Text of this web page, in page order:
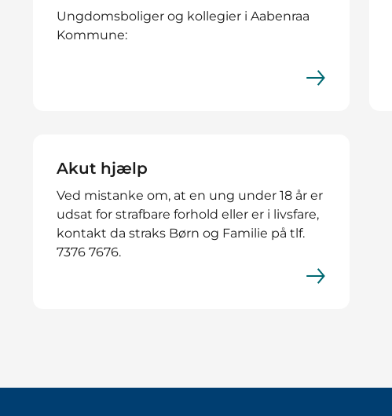
Ungdomsboliger og kollegier i Aabenraa
Kommune:
Akut hjælp
Ved mistanke om, at en ung under 18 år er
udsat for strafbare forhold eller er i livsfare,
kontakt da straks Børn og Familie på tlf.
7376 7676.